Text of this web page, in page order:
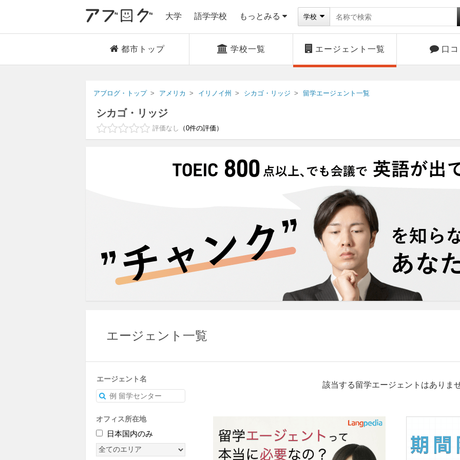
大学 語学学校 もっとみる 学校
都市トップ 学校一覧 エージェント一覧 口
アブログ・トップ アメリカ イリノイ州 シカゴ・リッジ 留学エージェント一覧
シカゴ・リッジ
評価なし 0件の評価
エージェント一覧
該当する留学エージェントはありま
エージェント名
オフィス所在地
日本国内のみ